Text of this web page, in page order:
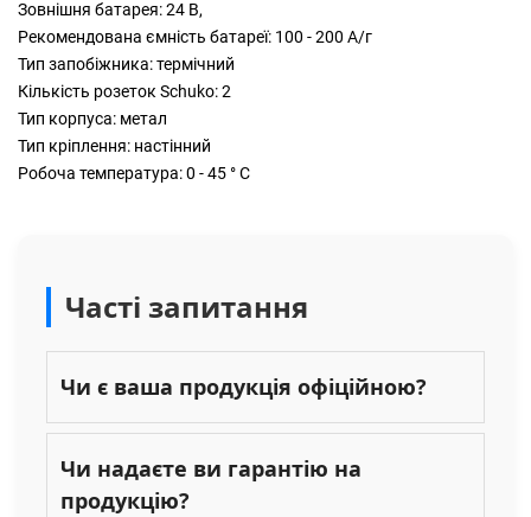
Зовнішня батарея: 24 В,
Рекомендована ємність батареї: 100 - 200 А/г
Тип запобіжника: термічний
Кількість розеток Schuko: 2
Тип корпуса: метал
Тип кріплення: настінний
Робоча температура: 0 - 45 ° С
Часті запитання
Чи є ваша продукція офіційною?
Чи надаєте ви гарантію на
продукцію?